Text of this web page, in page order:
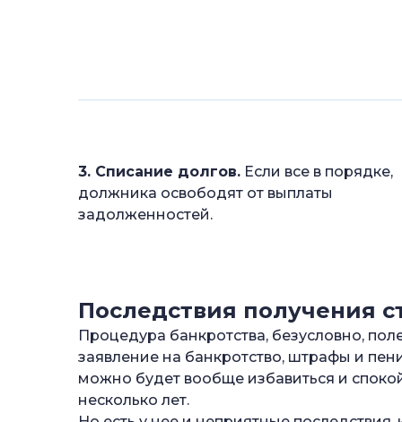
3. Списание долгов. Если все в порядке,
должника освободят от выплаты
задолженностей.
Последствия получения
Процедура банкротства, безусловно,
заявление на банкротство, штрафы и
можно будет вообще избавиться и
несколько лет.